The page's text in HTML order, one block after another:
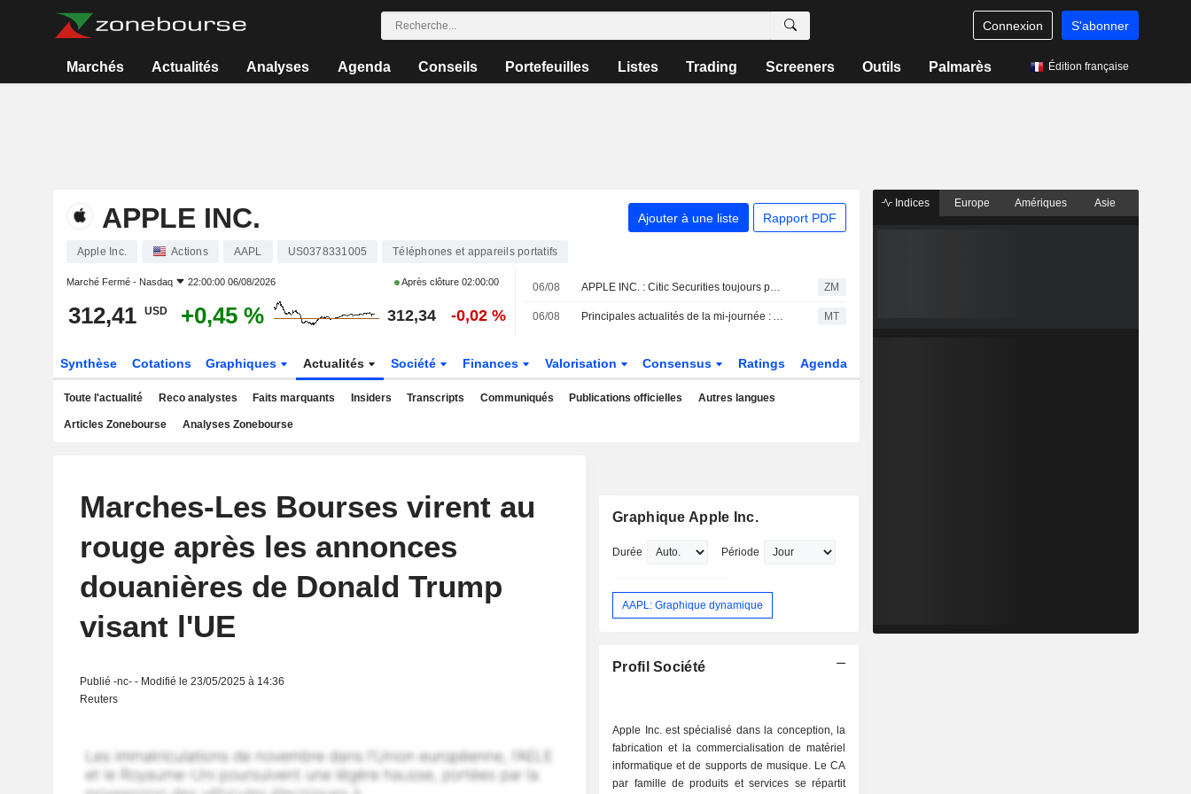
Connexion S'abonner
Marchés Actualités Analyses Agenda Conseils Portefeuilles Listes Trading Screeners Outils Palmarès Édition française
APPLE INC. Ajouter à une liste Rapport PDF
Apple Inc. Actions AAPL US0378331005 Téléphones et appareils portatifs
Marché Fermé - Nasdaq 22:00:00 06/08/2026 Après clôture 02:00:00
312,41 USD +0,45 % 312,34 -0,02 %
06/08 APPLE INC. : Citic Securities toujours positif ZM
06/08 Principales actualités de la mi-journée : Apollo rachète EasyJet pour 7,68 milliards de dollars ; Honeywell Aerospace chute après la révision de ses prévisions MT
Synthèse Cotations Graphiques Actualités Société Finances Valorisation Consensus Ratings Agenda
Toute l'actualité Reco analystes Faits marquants Insiders Transcripts Communiqués Publications officielles Autres langues
Articles Zonebourse Analyses Zonebourse
Marches-Les Bourses virent au
rouge après les annonces
douanières de Donald Trump
visant l'UE
Publié -nc- - Modifié le 23/05/2025 à 14:36
Reuters
Graphique Apple Inc.
Durée Période
AAPL: Graphique dynamique
Profil Société
Apple Inc. est spécialisé dans la conception, la
fabrication et la commercialisation de matériel
informatique et de supports de musique. Le CA
par famille de produits et services se répartit
Indices Europe Amériques Asie